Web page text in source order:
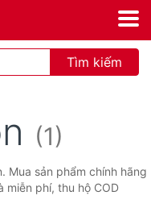
Tìm kiếm
(1)
Mua sản phẩm chính hãng
miễn phí, thu hộ COD